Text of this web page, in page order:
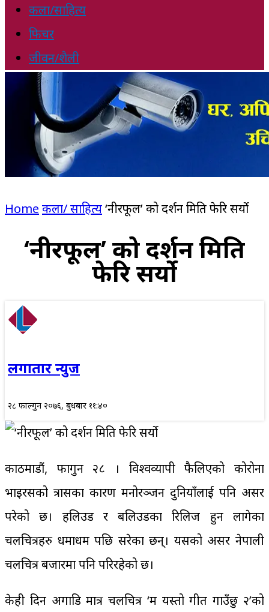
कला/साहित्य
फिचर
जीवन/शैली
Home कला/ साहित्य‘नीरफूल’ को प्रदर्शन मिति फेरि सर्यो
‘नीरफूल’ को प्रदर्शन मिति
फेरि सर्यो
लगातार न्युज
२८ फाल्गुन २०७६, बुधबार ११:४०
काठमाडौं, फागुन २८ । विश्वव्यापी फैलिएको कोरोना
भाइरसको त्रासका कारण मनोरञ्जन दुनियाँलाई पनि असर
परेको छ। हलिउड र बलिउडका रिलिज हुन लागेका
चलचित्रहरु धमाधम पछि सरेका छन्। यसको असर नेपाली
चलचित्र बजारमा पनि परिरहेको छ।
केही दिन अगाडि मात्र चलचित्र ‘म यस्तो गीत गाउँछु २’को